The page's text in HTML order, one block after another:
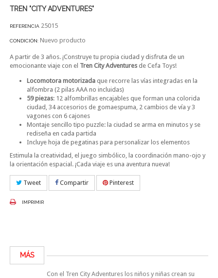
TREN "CITY ADVENTURES"
REFERENCIA 25015
CONDICIÓN: Nuevo producto
A partir de 3 años. ¡Construye tu propia ciudad y disfruta de un
emocionante viaje con el Tren City Adventures de Cefa Toys!
Locomotora motorizada que recorre las vías integradas en la
alfombra (2 pilas AAA no incluidas)
59 piezas: 12 alfombrillas encajables que forman una colorida
ciudad, 34 accesorios de gomaespuma, 2 cambios de vía y 3
vagones con 6 cajones
Montaje sencillo tipo puzzle: la ciudad se arma en minutos y se
rediseña en cada partida
Incluye hoja de pegatinas para personalizar los elementos
Estimula la creatividad, el juego simbólico, la coordinación mano-ojo y
la orientación espacial. ¡Cada viaje es una aventura nueva!
Tweet Compartir Pinterest
IMPRIMIR
MÁS
Con el Tren City Adventures los niños y niñas crean su